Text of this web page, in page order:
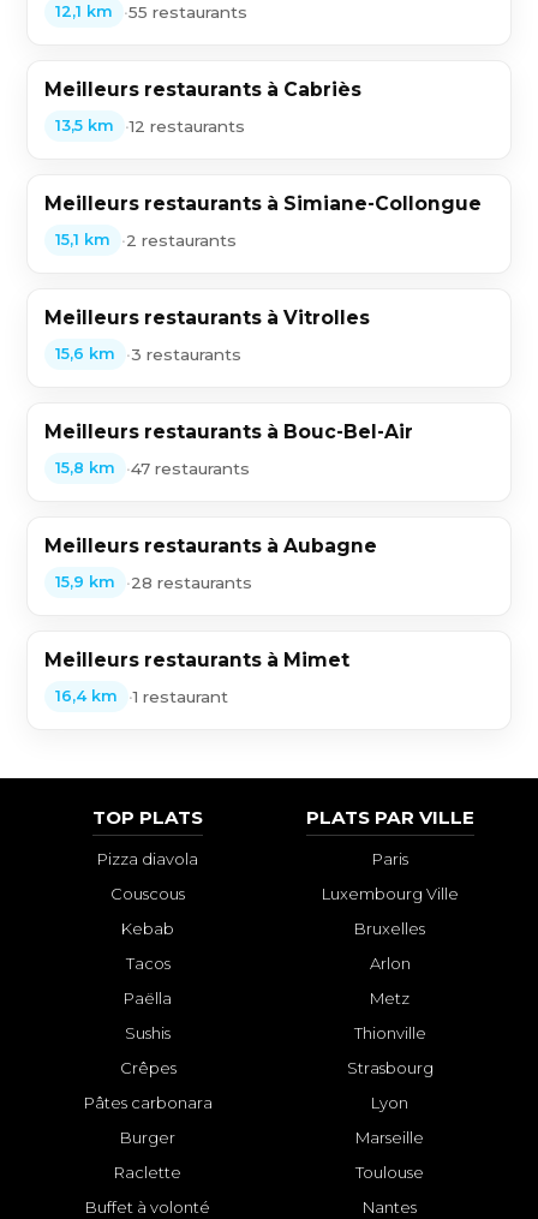
12,1 km •55 restaurants
Meilleurs restaurants à Cabriès
13,5 km •12 restaurants
Meilleurs restaurants à Simiane-Collongue
15,1 km •2 restaurants
Meilleurs restaurants à Vitrolles
15,6 km •3 restaurants
Meilleurs restaurants à Bouc-Bel-Air
15,8 km •47 restaurants
Meilleurs restaurants à Aubagne
15,9 km •28 restaurants
Meilleurs restaurants à Mimet
16,4 km •1 restaurant
TOP PLATS
Pizza diavola
Couscous
Kebab
Tacos
Paëlla
Sushis
Crêpes
Pâtes carbonara
Burger
Raclette
Buffet à volonté
PLATS PAR VILLE
Paris
Luxembourg Ville
Bruxelles
Arlon
Metz
Thionville
Strasbourg
Lyon
Marseille
Toulouse
Nantes